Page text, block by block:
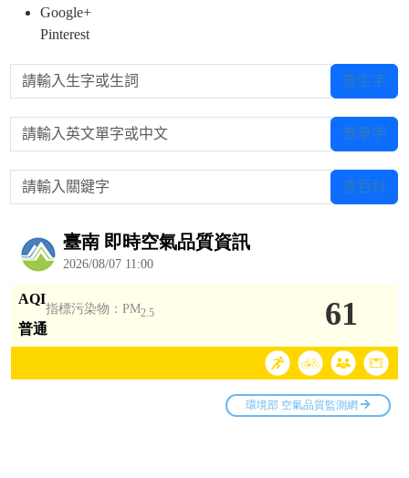
Google+
Pinterest
請輸入生字或生詞 查生字
請輸入英文單字或中文 查單字
請輸入關鍵字 查百科